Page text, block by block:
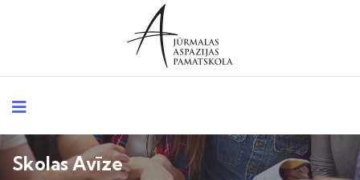
Skolas Avīze